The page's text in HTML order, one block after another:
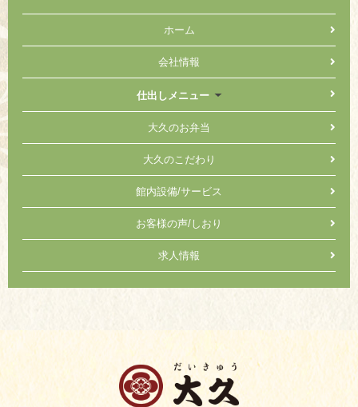
ホーム
会社情報
仕出しメニュー
大久のお弁当
大久のこだわり
館内設備/サービス
お客様の声/しおり
求人情報